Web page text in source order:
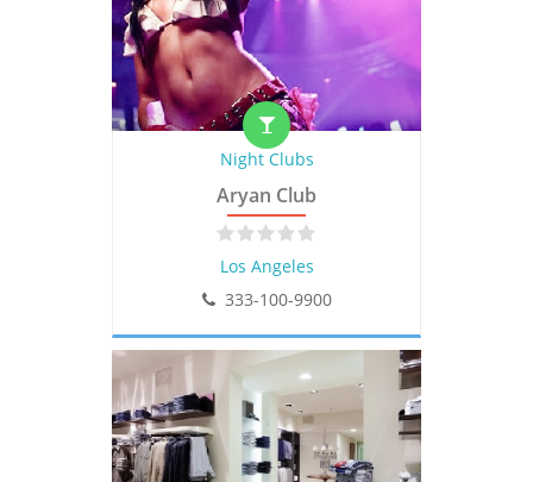
Night Clubs
Aryan Club
Los Angeles
333-100-9900